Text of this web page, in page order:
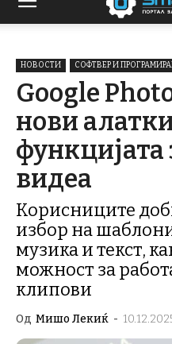
НОВОСТИ СОФТВЕР И
Google
нови
функцијата
видеа
Корисниците
избор на
музика и текст,
можност за
клипови
Од Мишо Лекиќ -